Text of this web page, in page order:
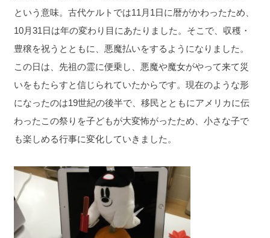
という意味。古代ケルトでは11月1日に暦がかわったため、
10月31日は年の変わり目にあたりました。そこで、収穫・
豊穣を祝うとともに、悪魔払いをするようになりました。
この日は、先祖の霊に便乗し、悪魔や魔女がやって来て災
いをもたらすと信じられていたからです。現在のような形
になったのは19世紀の後半で、移民とともにアメリカに伝
わったこの祭りを子どもが大変怖がったため、小さな子で
も楽しめる行事に変化していきました。